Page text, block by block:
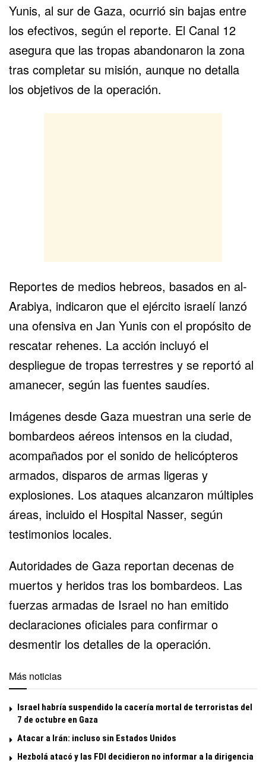
Yunis, al sur de Gaza, ocurrió sin bajas entre
los efectivos, según el reporte. El Canal 12
asegura que las tropas abandonaron la zona
tras completar su misión, aunque no detalla
los objetivos de la operación.
Reportes de medios hebreos, basados en al-
Arabiya, indicaron que el ejército israelí lanzó
una ofensiva en Jan Yunis con el propósito de
rescatar rehenes. La acción incluyó el
despliegue de tropas terrestres y se reportó al
amanecer, según las fuentes saudíes.
Imágenes desde Gaza muestran una serie de
bombardeos aéreos intensos en la ciudad,
acompañados por el sonido de helicópteros
armados, disparos de armas ligeras y
explosiones. Los ataques alcanzaron múltiples
áreas, incluido el Hospital Nasser, según
testimonios locales.
Autoridades de Gaza reportan decenas de
muertos y heridos tras los bombardeos. Las
fuerzas armadas de Israel no han emitido
declaraciones oficiales para confirmar o
desmentir los detalles de la operación.
Más noticias
Israel habría suspendido la cacería mortal de terroristas del
7 de octubre en Gaza
Atacar a Irán: incluso sin Estados Unidos
Hezbolá atacó y las FDI decidieron no informar a la dirigencia